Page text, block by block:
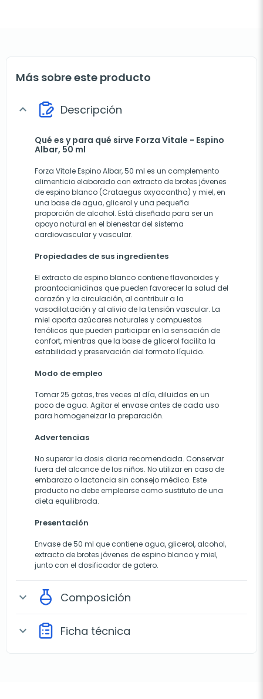
Más sobre este producto
expand_more Descripción
Qué es y para qué sirve Forza Vitale - Espino
Albar, 50 ml
Forza Vitale Espino Albar, 50 ml es un complemento
alimenticio elaborado con extracto de brotes jóvenes
de espino blanco (Crataegus oxyacantha) y miel, en
una base de agua, glicerol y una pequeña
proporción de alcohol. Está diseñado para ser un
apoyo natural en el bienestar del sistema
cardiovascular y vascular.
Propiedades de sus ingredientes
El extracto de espino blanco contiene flavonoides y
proantocianidinas que pueden favorecer la salud del
corazón y la circulación, al contribuir a la
vasodilatación y al alivio de la tensión vascular. La
miel aporta azúcares naturales y compuestos
fenólicos que pueden participar en la sensación de
confort, mientras que la base de glicerol facilita la
estabilidad y preservación del formato líquido.
Modo de empleo
Tomar 25 gotas, tres veces al día, diluidas en un
poco de agua. Agitar el envase antes de cada uso
para homogeneizar la preparación.
Advertencias
No superar la dosis diaria recomendada. Conservar
fuera del alcance de los niños. No utilizar en caso de
embarazo o lactancia sin consejo médico. Este
producto no debe emplearse como sustituto de una
dieta equilibrada.
Presentación
Envase de 50 ml que contiene agua, glicerol, alcohol,
extracto de brotes jóvenes de espino blanco y miel,
junto con el dosificador de gotero.
expand_more Composición
expand_more Ficha técnica